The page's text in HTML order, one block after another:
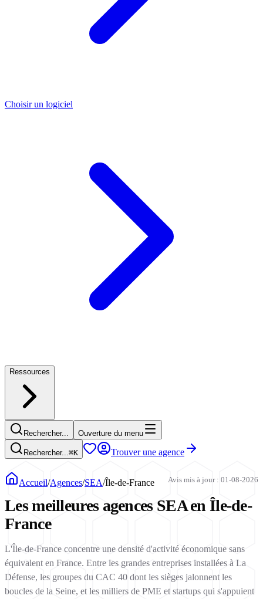
Choisir un logiciel
Ressources
Rechercher... Ouverture du menu
Rechercher...⌘K Trouver une agence
Accueil/Agences/SEA/Île-de-France Avis mis à jour : 01-08-2026
Les meilleures agences SEA en Île-de-
France
L'Île-de-France concentre une densité d'activité économique sans
équivalent en France. Entre les grandes entreprises installées à La
Défense, les groupes du CAC 40 dont les sièges jalonnent les
boucles de la Seine, et les milliers de PME et startups qui s'appuient